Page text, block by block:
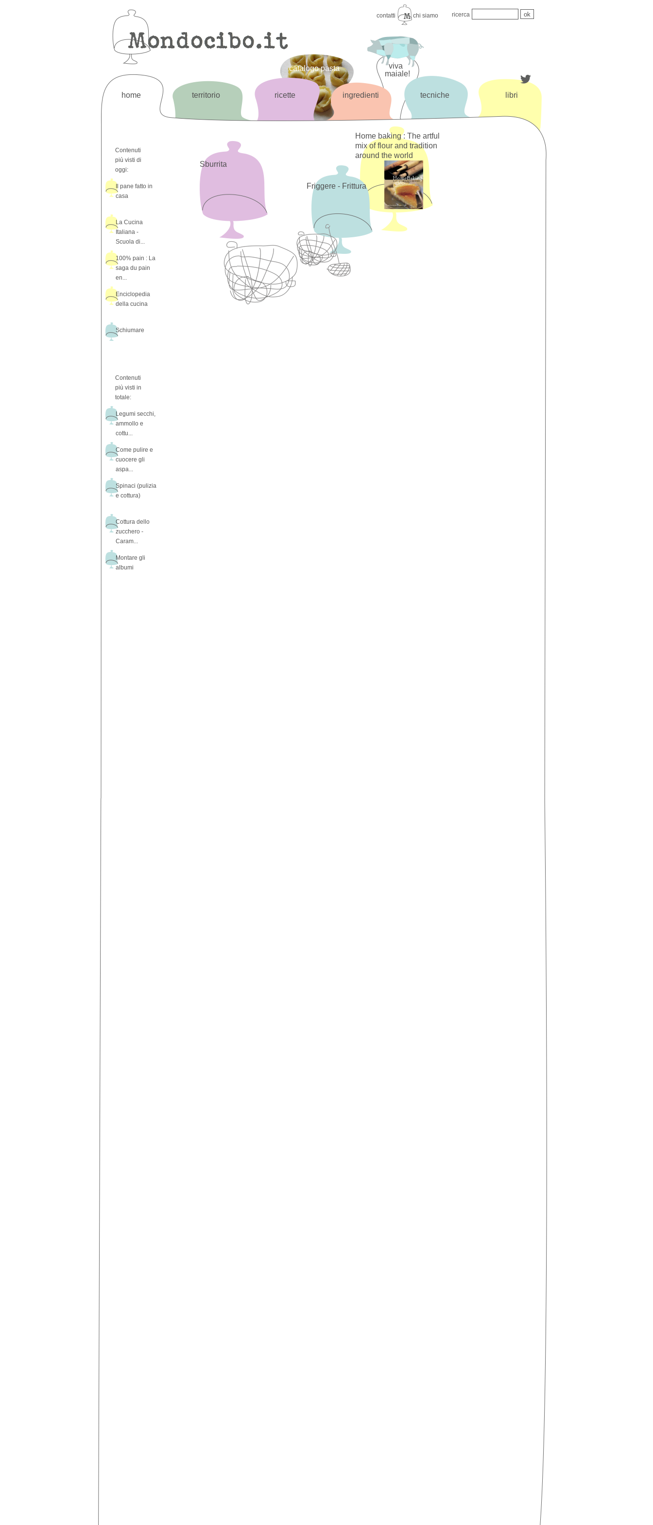
contatti chi siamo ricerca
home territorio ricette
catalogo pasta
ingredienti
viva
maiale!
tecniche libri
Contenuti
più visti di
oggi:
Il pane fatto in
casa
La Cucina
Italiana -
Scuola di...
100% pain : La
saga du pain
en...
Enciclopedia
della cucina
Schiumare
Contenuti
più visti in
totale:
Legumi secchi,
ammollo e
cottu...
Come pulire e
cuocere gli
aspa...
Spinaci (pulizia
e cottura)
Cottura dello
zucchero -
Caram...
Montare gli
albumi
Sburrita
Friggere - Frittura
Home baking : The artful
mix of flour and tradition
around the world